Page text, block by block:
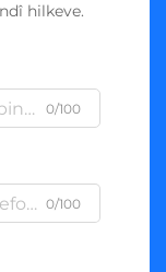
hilkeve.
0/100
0/100